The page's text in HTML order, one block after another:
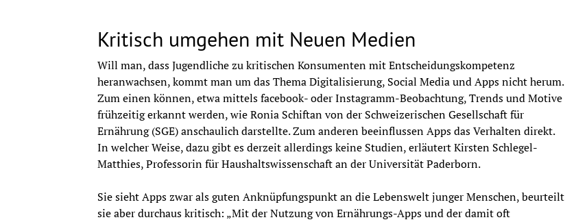
Kritisch umgehen mit Neuen Medien
Will man, dass Jugendliche zu kritischen Konsumenten mit Entscheidungskompetenz
heranwachsen, kommt man um das Thema Digitalisierung, Social Media und Apps nicht herum.
Zum einen können, etwa mittels facebook- oder Instagramm-Beobachtung, Trends und Motive
frühzeitig erkannt werden, wie Ronia Schiftan von der Schweizerischen Gesellschaft für
Ernährung (SGE) anschaulich darstellte. Zum anderen beeinflussen Apps das Verhalten direkt.
In welcher Weise, dazu gibt es derzeit allerdings keine Studien, erläutert Kirsten Schlegel-
Matthies, Professorin für Haushaltswissenschaft an der Universität Paderborn.
Sie sieht Apps zwar als guten Anknüpfungspunkt an die Lebenswelt junger Menschen, beurteilt
sie aber durchaus kritisch: „Mit der Nutzung von Ernährungs-Apps und der damit oft